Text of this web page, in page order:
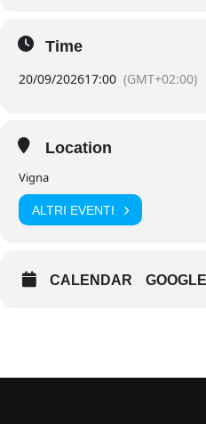
Time
20/09/202617:00 (GMT+02:00)
Location
Vigna
ALTRI EVENTI
CALENDAR